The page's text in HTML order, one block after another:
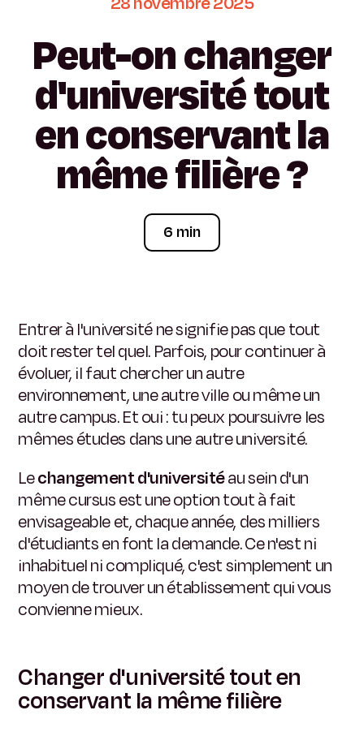
Peut-onchanger
d'universitétout
enconservantla
mêmefilière?
6 min
Entrer à l'université ne signifie pas que tout
doit rester tel quel. Parfois, pour continuer à
évoluer, il faut chercher un autre
environnement, une autre ville ou même un
autre campus. Et oui : tu peux poursuivre les
mêmes études dans une autre université.
Lechangement d'universitéau sein d'un
même cursus est une option tout à fait
envisageable et, chaque année, des milliers
d'étudiants en font la demande. Ce n'est ni
inhabituel ni compliqué, c'est simplement un
moyen de trouver un établissement qui vous
convienne mieux.
Changer d'université tout en
conservant la même filière